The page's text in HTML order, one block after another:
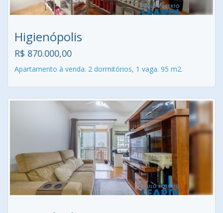
Higienópolis
R$ 870.000,00
Apartamento à venda. 2 dormitórios, 1 vaga. 95 m2.